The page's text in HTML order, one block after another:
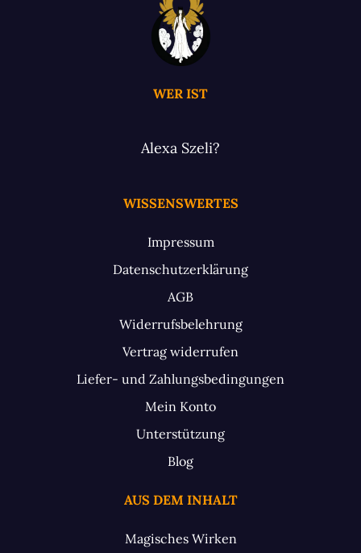
WER IST
Alexa Szeli?
WISSENSWERTES
Impressum
Datenschutzerklärung
AGB
Widerrufsbelehrung
Vertrag widerrufen
Liefer- und Zahlungsbedingungen
Mein Konto
Unterstützung
Blog
AUS DEM INHALT
Magisches Wirken